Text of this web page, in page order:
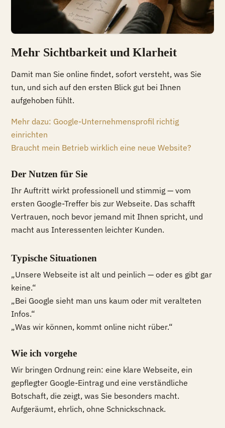
Mehr Sichtbarkeit und Klarheit
Damit man Sie online findet, sofort versteht, was Sie
tun, und sich auf den ersten Blick gut bei Ihnen
aufgehoben fühlt.
Mehr dazu: Google-Unternehmensprofil richtig
einrichten
Braucht mein Betrieb wirklich eine neue Website?
Der Nutzen für Sie
Ihr Auftritt wirkt professionell und stimmig — vom
ersten Google-Treffer bis zur Webseite. Das schafft
Vertrauen, noch bevor jemand mit Ihnen spricht, und
macht aus Interessenten leichter Kunden.
Typische Situationen
„Unsere Webseite ist alt und peinlich — oder es gibt gar
keine.“
„Bei Google sieht man uns kaum oder mit veralteten
Infos.“
„Was wir können, kommt online nicht rüber.“
Wie ich vorgehe
Wir bringen Ordnung rein: eine klare Webseite, ein
gepflegter Google-Eintrag und eine verständliche
Botschaft, die zeigt, was Sie besonders macht.
Aufgeräumt, ehrlich, ohne Schnickschnack.